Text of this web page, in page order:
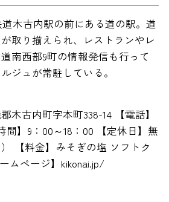
木古内駅の前にある道の駅。道
取り揃えられ、レストランやレ
南西部9町の情報発信も行って
ジュが常駐している。
木古内町字本町338-14 【電話】
間】9：00～18：00 【定休日】無
【料金】みそぎの塩 ソフトク
ムページ】kikonai.jp/